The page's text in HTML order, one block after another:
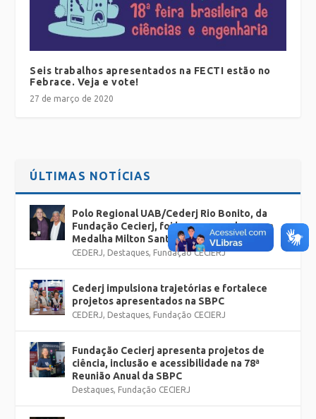
Seis trabalhos apresentados na FECTI estão no
Febrace. Veja e vote!
27 de março de 2020
ÚLTIMAS NOTÍCIAS
Polo Regional UAB/Cederj Rio Bonito, da
Fundação Cecierj, foi homenageado com a
Medalha Milton Santos pela SBPC Jovem
CEDERJ, Destaques, Fundação CECIERJ
Cederj impulsiona trajetórias e fortalece
projetos apresentados na SBPC
CEDERJ, Destaques, Fundação CECIERJ
Fundação Cecierj apresenta projetos de
ciência, inclusão e acessibilidade na 78ª
Reunião Anual da SBPC
Destaques, Fundação CECIERJ